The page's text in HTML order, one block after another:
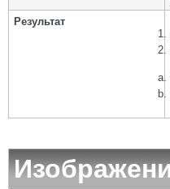
Результат